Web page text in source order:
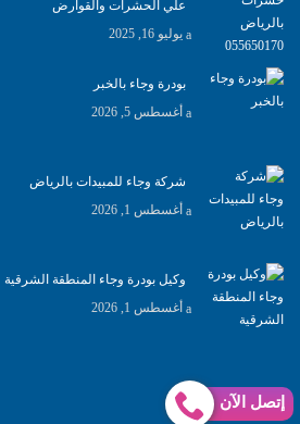
علي الحشرات والقوارض
يوليو 16, 2025
بودرة وجاء بالخبر
أغسطس 5, 2026
شركة وجاء للمبيدات بالرياض
أغسطس 1, 2026
وكيل بودرة وجاء المنطقة الشرقية
أغسطس 1, 2026
إتصل الآن